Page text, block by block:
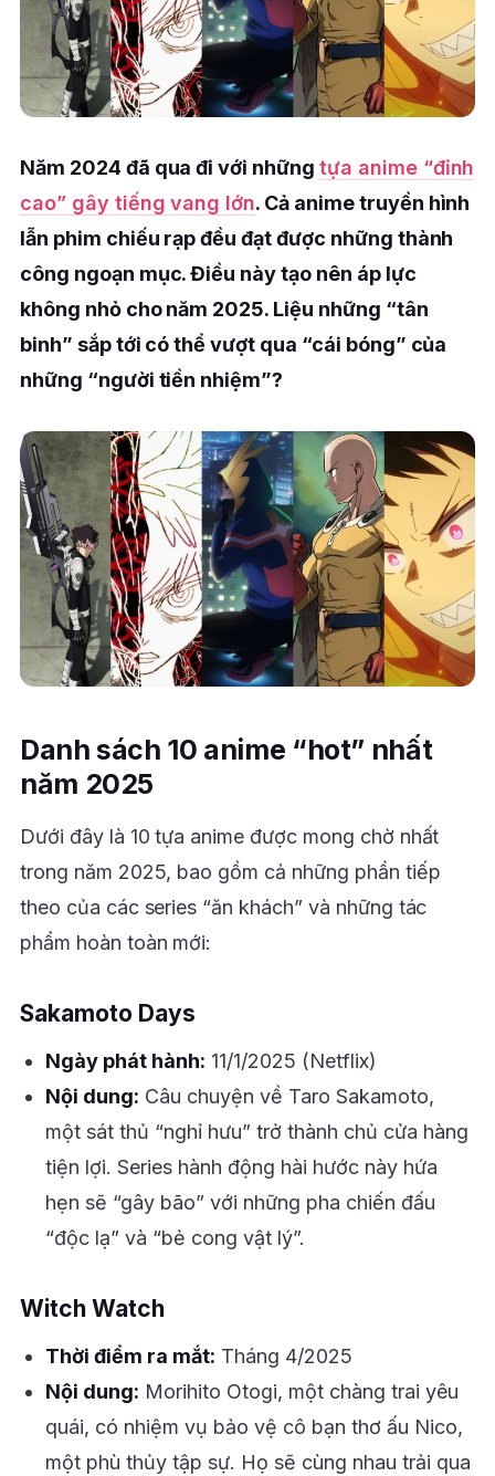
Năm 2024 đã qua đi với những tựa anime “đỉnh
cao” gây tiếng vang lớn. Cả anime truyền hình
lẫn phim chiếu rạp đều đạt được những thành
công ngoạn mục. Điều này tạo nên áp lực
không nhỏ cho năm 2025. Liệu những “tân
binh” sắp tới có thể vượt qua “cái bóng” của
những “người tiền nhiệm”?
Danh sách 10 anime “hot” nhất
năm 2025
Dưới đây là 10 tựa anime được mong chờ nhất
trong năm 2025, bao gồm cả những phần tiếp
theo của các series “ăn khách” và những tác
phẩm hoàn toàn mới:
Sakamoto Days
Ngày phát hành: 11/1/2025 (Netflix)
Nội dung: Câu chuyện về Taro Sakamoto,
một sát thủ “nghỉ hưu” trở thành chủ cửa hàng
tiện lợi. Series hành động hài hước này hứa
hẹn sẽ “gây bão” với những pha chiến đấu
“độc lạ” và “bẻ cong vật lý”.
Witch Watch
Thời điểm ra mắt: Tháng 4/2025
Nội dung: Morihito Otogi, một chàng trai yêu
quái, có nhiệm vụ bảo vệ cô bạn thơ ấu Nico,
một phù thủy tập sự. Họ sẽ cùng nhau trải qua